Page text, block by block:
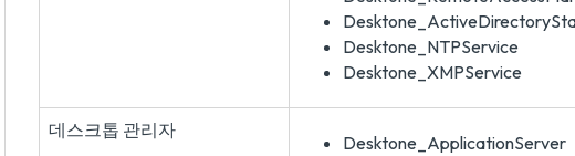
Desktone_NTPService
Desktone_XMPService
데스크톱 관리자
Desktone_ApplicationServer